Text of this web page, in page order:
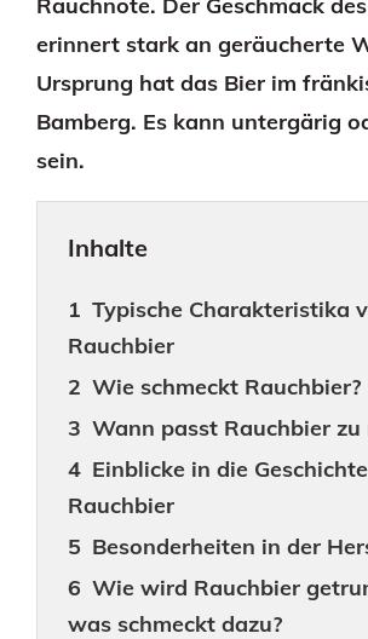
erinnert stark an geräucherte
Ursprung hat das Bier im
Bamberg. Es kann untergärig
sein.
Inhalte
Typische Charakteristika
Rauchbier
Wie schmeckt Rauchbier?
Wann passt Rauchbier zu
Einblicke in die
Rauchbier
Besonderheiten in der
Wie wird Rauchbier
was schmeckt dazu?